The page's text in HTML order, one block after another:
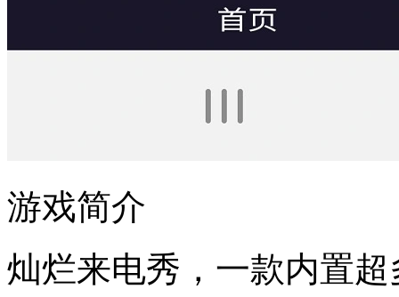
游戏简介
灿烂来电秀，一款内置